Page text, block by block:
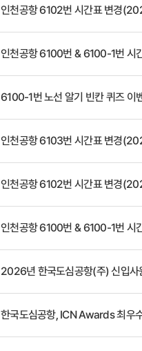
인천공항 6102번 시간표 변경
인천공항 6100번 & 6100-1번 시
6100-1번 노선 알기 빈칸 퀴즈 이
인천공항 6103번 시간표 변경
인천공항 6102번 시간표 변경
인천공항 6100번 & 6100-1번 시
2026년 한국도심공항(주) 신입사
한국도심공항, ICN Awards 최우